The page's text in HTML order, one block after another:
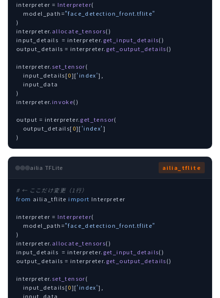
interpreter = Interpreter(
    model_path=
"face_detection_front.tflite"
)
interpreter. allocate_tensors()
input_details  = interpreter. get_input_details()
output_details = interpreter. get_output_details()
interpreter. set_tensor(
    input_details[
0]['index'],
)
interpreter. invoke()
output = interpreter.get_tensor(
    output_details[
0]['index']
)
ailia TFLite ailia_tflite
# ← ここだけ変更（1行）
from ailia_tflite import Interpreter
interpreter = Interpreter(
    model_path=
"face_detection_front.tflite"
)
interpreter. allocate_tensors()
input_details  = interpreter. get_input_details()
output_details = interpreter. get_output_details()
interpreter. set_tensor(
    input_details[
0]['index'],